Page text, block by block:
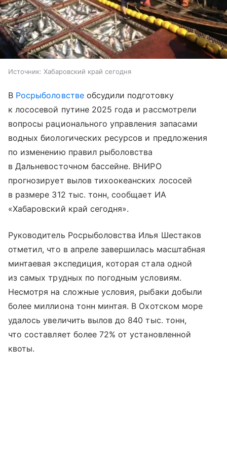
Источник: Хабаровский край сегодня
В Росрыболовствеобсудили подготовку
к лососевой путине 2025 года и рассмотрели
вопросы рационального управления запасами
водных биологических ресурсов и предложения
по изменению правил рыболовства
в Дальневосточном бассейне. ВНИРО
прогнозирует вылов тихоокеанских лососей
в размере 312 тыс. тонн, сообщает ИА
«Хабаровский край сегодня».
Руководитель Росрыболовства Илья Шестаков
отметил, что в апреле завершилась масштабная
минтаевая экспедиция, которая стала одной
из самых трудных по погодным условиям.
Несмотря на сложные условия, рыбаки добыли
более миллиона тонн минтая. В Охотском море
удалось увеличить вылов до 840 тыс. тонн,
что составляет более 72% от установленной
квоты.